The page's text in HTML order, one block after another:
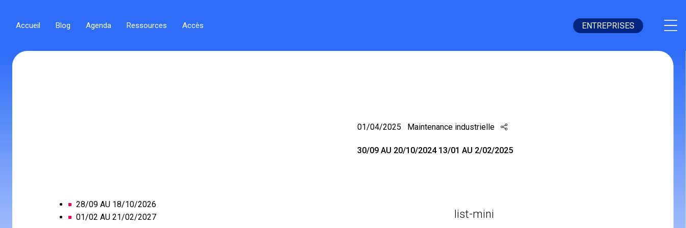
Accueil Blog Agenda Ressources Accès ENTREPRISES
01/04/2025 Maintenance industrielle
30/09 AU 20/10/2024 13/01 AU 2/02/2025
28/09 AU 18/10/2026
01/02 AU 21/02/2027
list-mini